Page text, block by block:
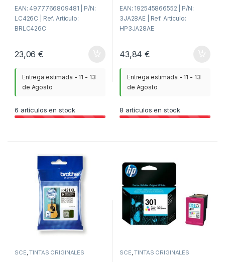
EAN: 4977766809481 | P/N:
LC426C | Ref. Artículo:
BRLC426C
23,06€
Entrega estimada - 11 - 13
de Agosto
6 artículos en stock
EAN: 192545866552 | P/N:
3JA28AE | Ref. Artículo:
HP3JA28AE
43,84€
Entrega estimada - 11 - 13
de Agosto
8 artículos en stock
SCE,TINTAS ORIGINALES SCE,TINTAS ORIGINALES